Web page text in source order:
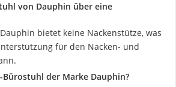
von Dauphin über eine
bietet keine Nackenstütze, was
für den Nacken- und
Bürostuhl der Marke Dauphin?